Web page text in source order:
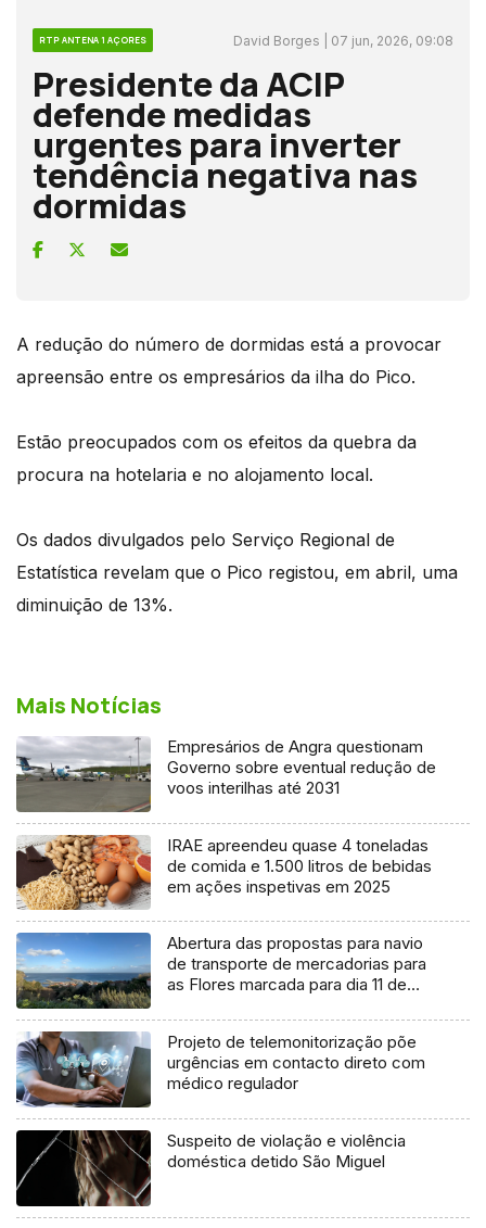
RTP ANTENA 1 AÇORES David Borges | 07 jun, 2026, 09:08
Presidente da ACIP
defende medidas
urgentes para inverter
tendência negativa nas
dormidas
A redução do número de dormidas está a provocar
apreensão entre os empresários da ilha do Pico.
Estão preocupados com os efeitos da quebra da
procura na hotelaria e no alojamento local.
Os dados divulgados pelo Serviço Regional de
Estatística revelam que o Pico registou, em abril, uma
diminuição de 13%.
Mais Notícias
Empresários de Angra questionam
Governo sobre eventual redução de
voos interilhas até 2031
IRAE apreendeu quase 4 toneladas
de comida e 1.500 litros de bebidas
em ações inspetivas em 2025
Abertura das propostas para navio
de transporte de mercadorias para
as Flores marcada para dia 11 de
Projeto de telemonitorização põe
urgências em contacto direto com
médico regulador
Suspeito de violação e violência
doméstica detido São Miguel